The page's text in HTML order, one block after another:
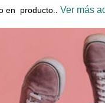
en producto. . Ver más